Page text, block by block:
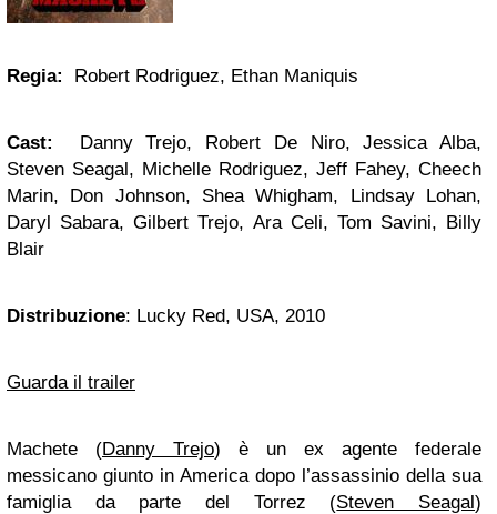
Regia: Robert Rodriguez, Ethan Maniquis
Cast:
Danny Trejo, Robert De Niro, Jessica Alba,
Steven Seagal, Michelle Rodriguez, Jeff Fahey, Cheech
Marin, Don Johnson, Shea Whigham, Lindsay Lohan,
Daryl Sabara, Gilbert Trejo, Ara Celi, Tom Savini, Billy
Blair
Distribuzione: Lucky Red, USA, 2010
Guarda il trailer
Machete (Danny Trejo) è un ex agente federale
messicano giunto in America dopo l’assassinio della sua
famiglia da parte del Torrez (Steven Seagal)